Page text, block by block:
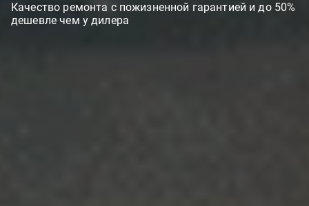
Качество ремонта с пожизненной гарантией и до 50%
дешевле чем у дилера